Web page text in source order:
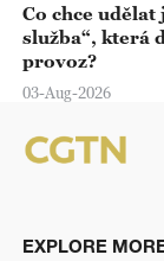
Co chce
služba“, která
provoz?
03-Aug-2026
EXPLORE